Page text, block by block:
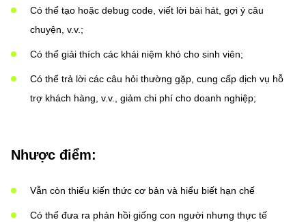
Có thể tạo hoặc debug code, viết lời bài hát, gợi ý câu
chuyện, v.v.;
Có thể giải thích các khái niệm khó cho sinh viên;
Có thể trả lời các câu hỏi thường gặp, cung cấp dịch vụ hỗ
trợ khách hàng, v.v., giảm chi phí cho doanh nghiệp;
Nhược điểm:
Vẫn còn thiếu kiến thức cơ bản và hiểu biết hạn chế
Có thể đưa ra phản hồi giống con người nhưng thực tế